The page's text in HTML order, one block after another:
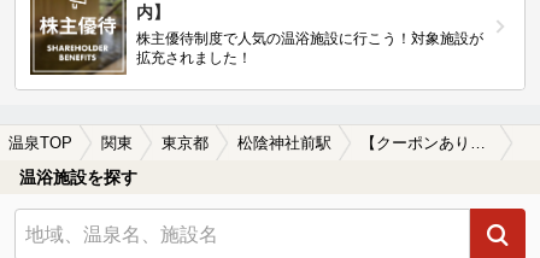
内】
株主優待制度で人気の温浴施設に行こう！対象施設が
拡充されました！
温泉TOP 関東 東京都 松陰神社前駅
温浴施設を探す